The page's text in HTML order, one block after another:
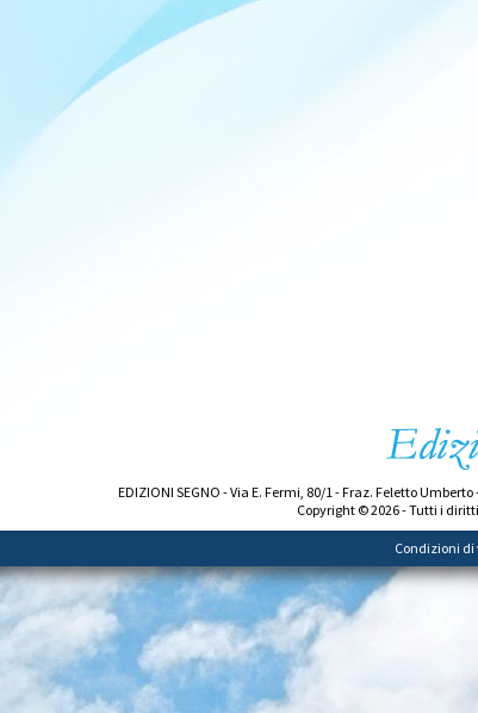
EDIZIONI SEGNO - Via E. Fermi, 80/1 - Fraz. Feletto
Copyright © 2026 - Tutti i
Condizioni